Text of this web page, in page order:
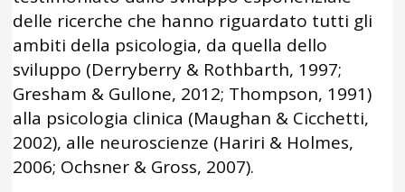
delle ricerche che hanno riguardato tutti gli
ambiti della psicologia, da quella dello
sviluppo (Derryberry & Rothbarth, 1997;
Gresham & Gullone, 2012; Thompson, 1991)
alla psicologia clinica (Maughan & Cicchetti,
2002), alle neuroscienze (Hariri & Holmes,
2006; Ochsner & Gross, 2007).